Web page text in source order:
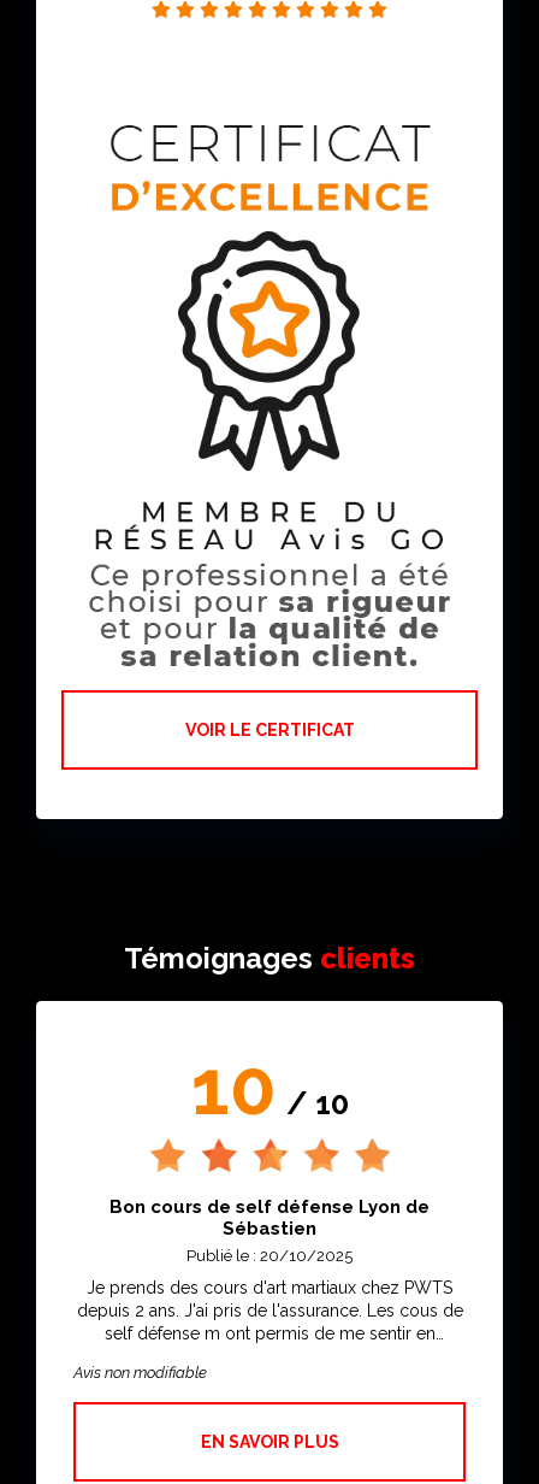
VOIR LE CERTIFICAT
Témoignages clients
10 / 10
Bon cours de self défense Lyon de
Sébastien
Publié le : 20/10/2025
Je prends des cours d'art martiaux chez PWTS
depuis 2 ans. J'ai pris de l'assurance. Les cous de
self défense m ont permis de me sentir en
Avis non modifiable
EN SAVOIR PLUS